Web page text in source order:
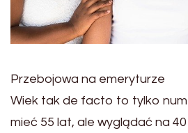
Przebojowa na emeryturze
Wiek tak de facto to tylko
mieć 55 lat, ale wyglądać na